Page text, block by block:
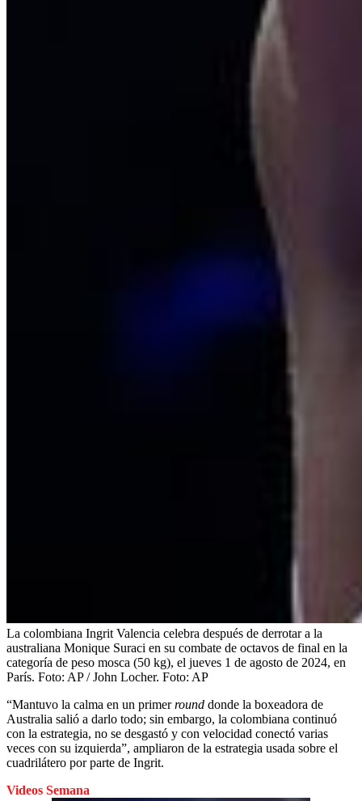
La colombiana Ingrit Valencia celebra después de derrotar a la
australiana Monique Suraci en su combate de octavos de final en la
categoría de peso mosca (50 kg), el jueves 1 de agosto de 2024, en
París. Foto: AP / John Locher. Foto: AP
“Mantuvo la calma en un primerround donde la boxeadora de
Australia salió a darlo todo; sin embargo, la colombiana continuó
con la estrategia, no se desgastó y con velocidad conectó varias
veces con su izquierda”, ampliaron de la estrategia usada sobre el
cuadrilátero por parte de Ingrit.
Videos Semana